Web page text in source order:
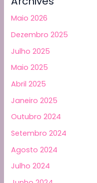
Maio 2026
Dezembro 2025
Julho 2025
Maio 2025
Abril 2025
Janeiro 2025
Outubro 2024
Setembro 2024
Agosto 2024
Julho 2024